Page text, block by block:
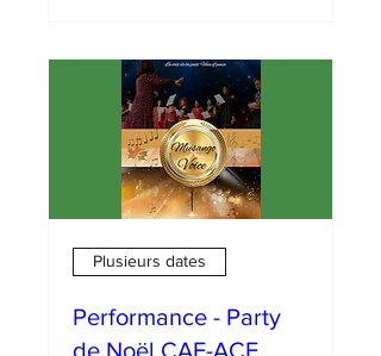
Plusieurs dates
Performance - Party
de Noël CAE-ACE